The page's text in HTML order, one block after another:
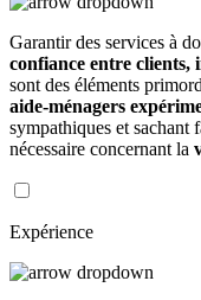
Garantir des services à
confiance entre clients,
sont des éléments
aide-ménagers
sympathiques et sachant
nécessaire concernant la
Expérience